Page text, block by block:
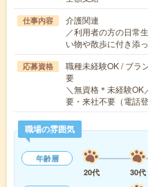
仕事内容
介護関連
／利用者の方の日常
い物や散歩に付き添
応募資格
職種未経験OK / ブラ
要
＼無資格＊未経験
要・来社不要（電話
職場の雰囲気
年齢層
20代
30代